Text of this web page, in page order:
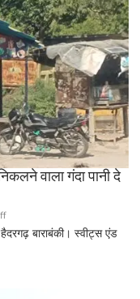
थीम
के
साथ
उत्साहपूर्वक
मनाया
गया
12वां
अंतरराष्ट्रीय
योग
दिवसवाला गंदा पानी दे
on
Haidargadh
हैदरगढ़ बाराबंकी। स्वीट्स एंड